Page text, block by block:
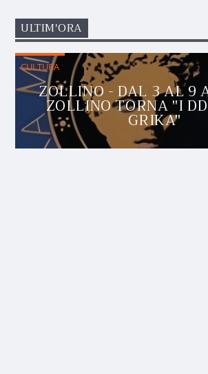
ULTIM'ORA
CULTURA
ZOLLINO - DAL 3 AL 9
ZOLLINO TORNA "I
GRIKA"